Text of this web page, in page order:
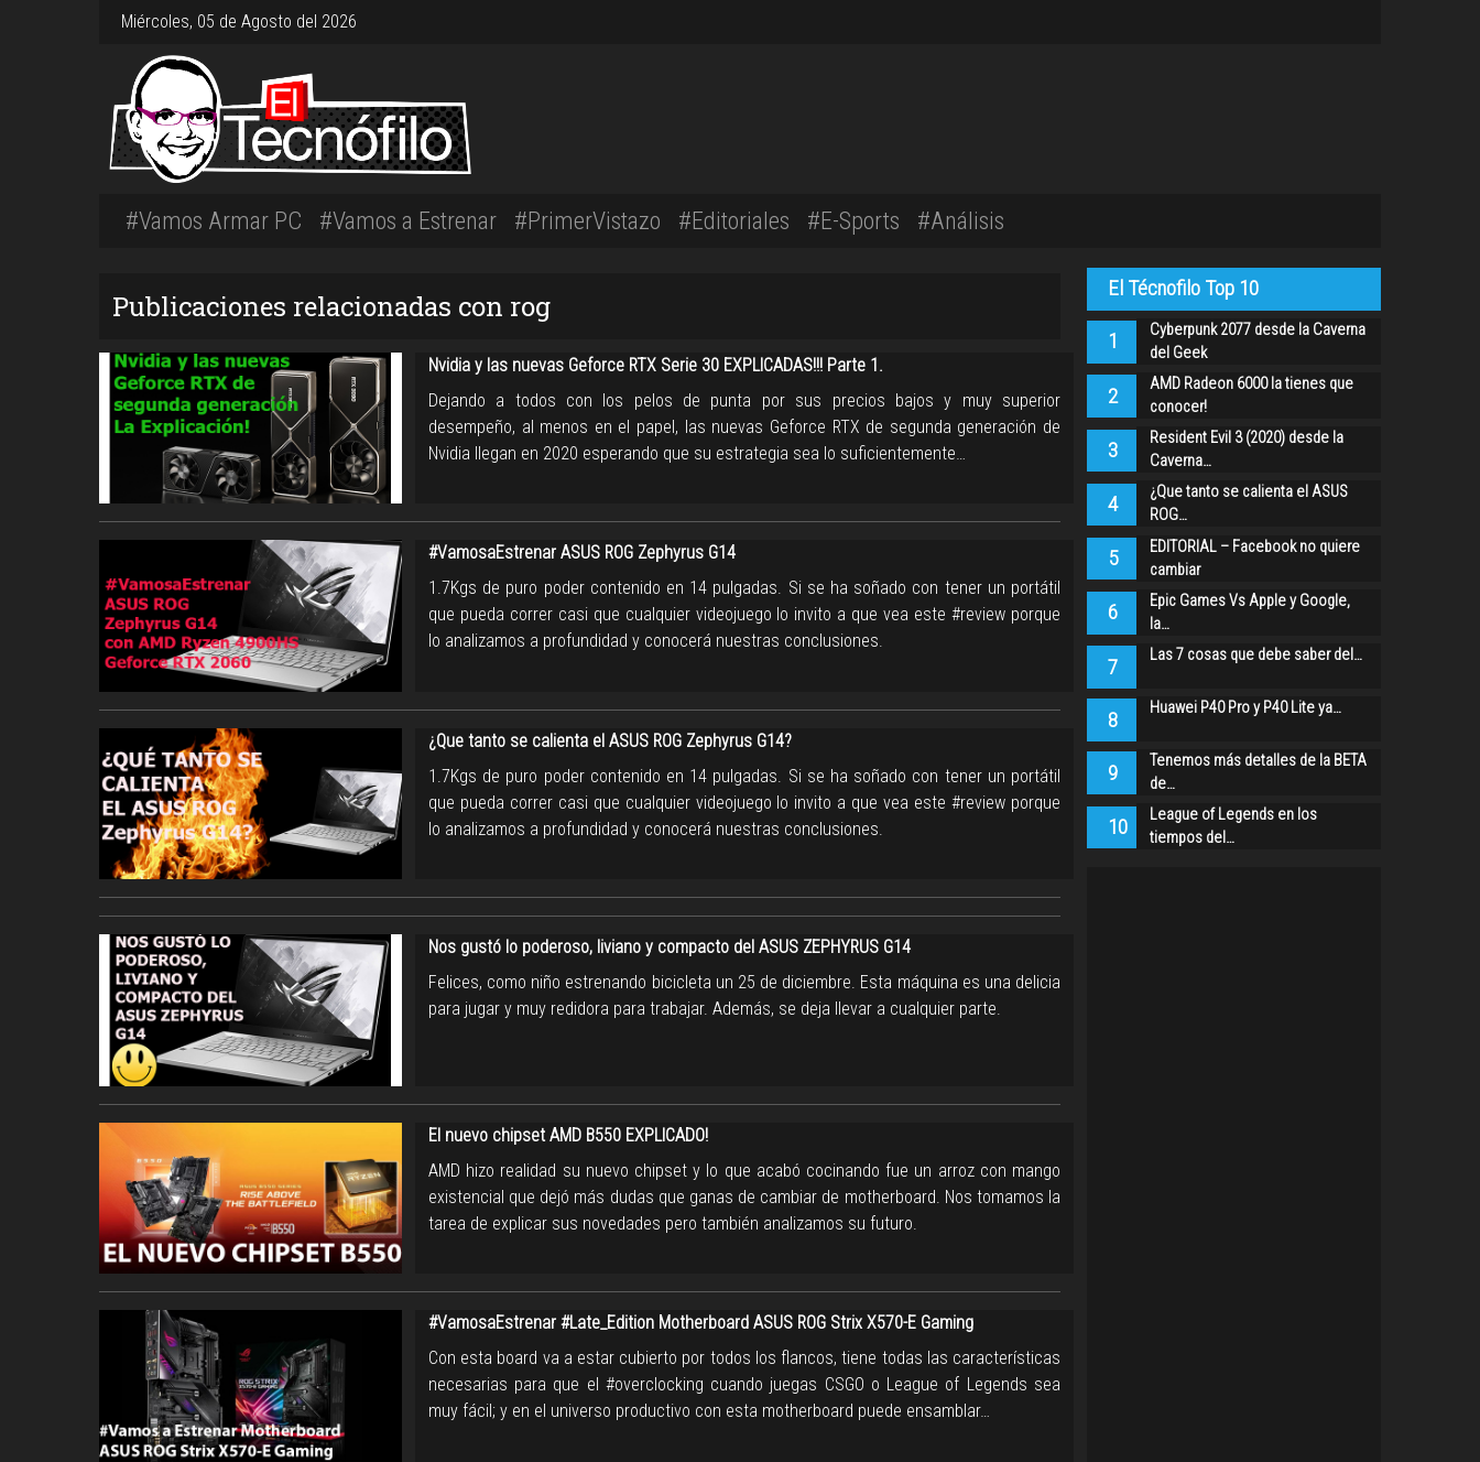
Miércoles, 05 de Agosto del 2026
#Vamos Armar PC #Vamos a Estrenar #PrimerVistazo #Editoriales #E-Sports #Análisis
Publicaciones relacionadas con rog
Nvidia y las nuevas Geforce RTX Serie 30 EXPLICADAS!!! Parte 1.
Dejando a todos con los pelos de punta por sus precios bajos y muy superior
desempeño, al menos en el papel, las nuevas Geforce RTX de segunda generación de
Nvidia llegan en 2020 esperando que su estrategia sea lo suficientemente…
#VamosaEstrenar ASUS ROG Zephyrus G14
1.7Kgs de puro poder contenido en 14 pulgadas. Si se ha soñado con tener un portátil
que pueda correr casi que cualquier videojuego lo invito a que vea este #review porque
lo analizamos a profundidad y conocerá nuestras conclusiones.
¿Que tanto se calienta el ASUS ROG Zephyrus G14?
1.7Kgs de puro poder contenido en 14 pulgadas. Si se ha soñado con tener un portátil
que pueda correr casi que cualquier videojuego lo invito a que vea este #review porque
lo analizamos a profundidad y conocerá nuestras conclusiones.
Nos gustó lo poderoso, liviano y compacto del ASUS ZEPHYRUS G14
Felices, como niño estrenando bicicleta un 25 de diciembre. Esta máquina es una delicia
para jugar y muy redidora para trabajar. Además, se deja llevar a cualquier parte.
El nuevo chipset AMD B550 EXPLICADO!
AMD hizo realidad su nuevo chipset y lo que acabó cocinando fue un arroz con mango
existencial que dejó más dudas que ganas de cambiar de motherboard. Nos tomamos la
tarea de explicar sus novedades pero también analizamos su futuro.
#VamosaEstrenar #Late_Edition Motherboard ASUS ROG Strix X570-E Gaming
Con esta board va a estar cubierto por todos los flancos, tiene todas las características
necesarias para que el #overclocking cuando juegas CSGO o League of Legends sea
muy fácil; y en el universo productivo con esta motherboard puede ensamblar…
El Técnofilo Top 10
1
Cyberpunk 2077 desde la Caverna
del Geek
2
AMD Radeon 6000 la tienes que
conocer!
3
Resident Evil 3 (2020) desde la
Caverna…
4
¿Que tanto se calienta el ASUS
ROG…
5
EDITORIAL – Facebook no quiere
cambiar
6
Epic Games Vs Apple y Google,
la…
7 Las 7 cosas que debe saber del…
8 Huawei P40 Pro y P40 Lite ya…
9
Tenemos más detalles de la BETA
de…
10
League of Legends en los
tiempos del…